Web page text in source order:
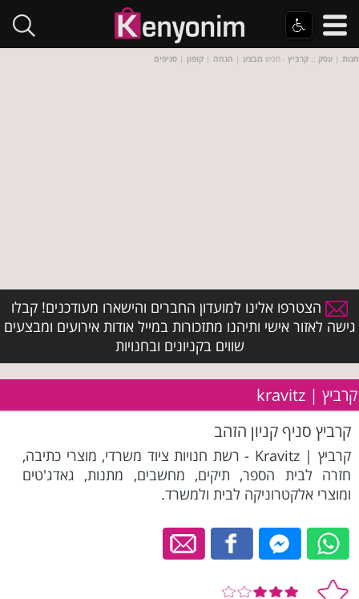
חנות | עסק :: קרביץ - חפש מבצע | הנחה | קופון | סניפים
הצטרפו אלינו למועדון החברים והישארו מעודכנים! קבלו
גישה לאזור אישי ותיהנו מתזכורות במייל אודות אירועים ומבצעים
שווים בקניונים ובחנויות
קרביץ | kravitz
קרביץ סניף קניון הזהב
קרביץ | Kravitz - רשת חנויות ציוד משרדי, מוצרי כתיבה,
חזרה לבית הספר, תיקים, מחשבים, מתנות, גאדג'טים
ומוצרי אלקטרוניקה לבית ולמשרד.